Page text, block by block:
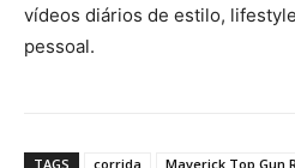
vídeos diários de estilo,
pessoal.
TAGS corrida Maverick Top Gun